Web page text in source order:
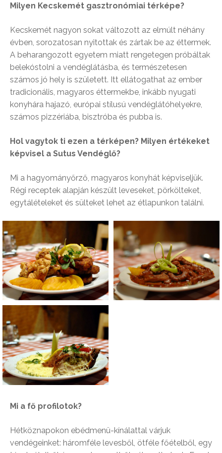
Milyen Kecskemét gasztronómiai térképe?
Kecskemét nagyon sokat változott az elmúlt néhány
évben, sorozatosan nyitottak és zártak be az éttermek.
A beharangozott egyetem miatt rengetegen próbáltak
belekóstolni a vendéglátásba, és természetesen
számos jó hely is született. Itt ellátogathat az ember
tradicionális, magyaros éttermekbe, inkább nyugati
konyhára hajazó, európai stílusú vendéglátóhelyekre,
számos pizzériába, bisztróba és pubba is.
Hol vagytok ti ezen a térképen? Milyen értékeket
képvisel a Sutus Vendéglő?
Mi a hagyományőrző, magyaros konyhát képviseljük.
Régi receptek alapján készült leveseket, pörkölteket,
egytálételeket és sülteket lehet az étlapunkon találni.
Mi a fő profilotok?
Hétköznapokon ebédmenü-kínálattal várjuk
vendégeinket: háromféle levesből, ötféle főételből, egy